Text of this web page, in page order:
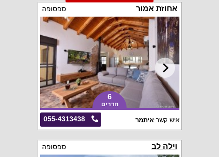
אחוזת אמור ספסופה
6
חדרים
055-4313438 איש קשר:איתמר
וילה לב ספסופה